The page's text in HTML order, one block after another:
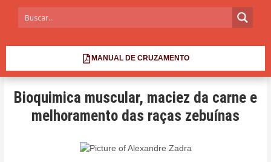
MANUAL DE CRUZAMENTO
Bioquimica muscular, maciez da carne e
melhoramento das raças zebuínas